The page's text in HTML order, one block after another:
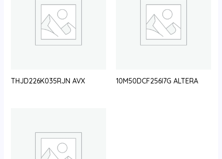
THJD226K035RJN AVX 10M50DCF256I7G ALTERA